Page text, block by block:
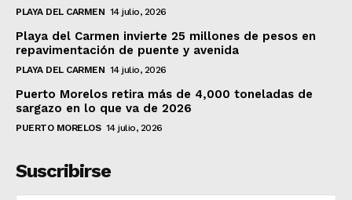
PLAYA DEL CARMEN 14 julio, 2026
Playa del Carmen invierte 25 millones de pesos en
repavimentación de puente y avenida
PLAYA DEL CARMEN 14 julio, 2026
Puerto Morelos retira más de 4,000 toneladas de
sargazo en lo que va de 2026
PUERTO MORELOS 14 julio, 2026
Suscribirse